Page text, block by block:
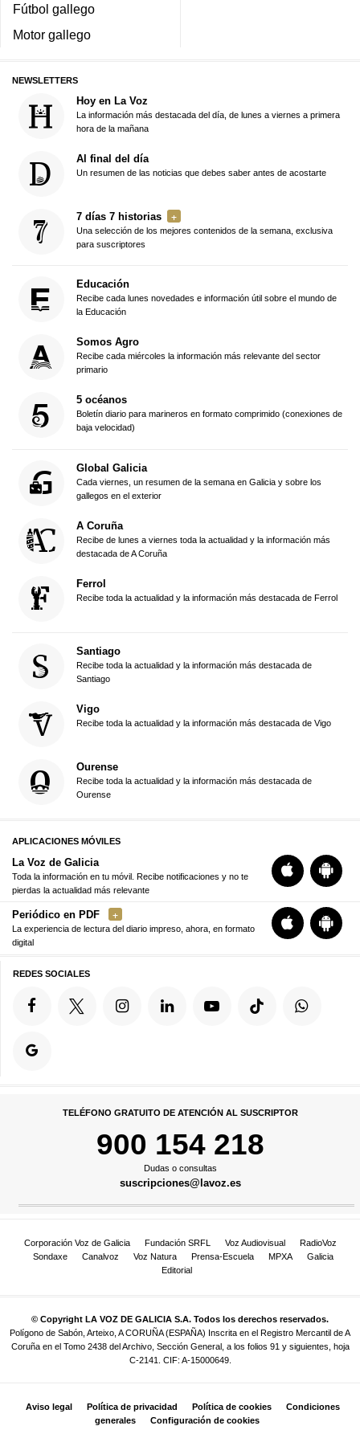
Fútbol gallego
Motor gallego
NEWSLETTERS
Hoy en La Voz
La información más destacada del día, de lunes a viernes a primera
hora de la mañana
Al final del día
Un resumen de las noticias que debes saber antes de acostarte
7 días 7 historias
Una selección de los mejores contenidos de la semana, exclusiva
para suscriptores
Educación
Recibe cada lunes novedades e información útil sobre el mundo de
la Educación
Somos Agro
Recibe cada miércoles la información más relevante del sector
primario
5 océanos
Boletín diario para marineros en formato comprimido (conexiones de
baja velocidad)
Global Galicia
Cada viernes, un resumen de la semana en Galicia y sobre los
gallegos en el exterior
A Coruña
Recibe de lunes a viernes toda la actualidad y la información más
destacada de A Coruña
Ferrol
Recibe toda la actualidad y la información más destacada de Ferrol
Santiago
Recibe toda la actualidad y la información más destacada de
Santiago
Vigo
Recibe toda la actualidad y la información más destacada de Vigo
Ourense
Recibe toda la actualidad y la información más destacada de
Ourense
APLICACIONES MÓVILES
La Voz de Galicia
Toda la información en tu móvil. Recibe notificaciones y no te
pierdas la actualidad más relevante
Periódico en PDF
La experiencia de lectura del diario impreso, ahora, en formato
digital
REDES SOCIALES
TELÉFONO GRATUITO DE ATENCIÓN AL SUSCRIPTOR
900 154 218
Dudas o consultas
suscripciones@lavoz.es
Corporación Voz de Galicia Fundación SRFL Voz Audiovisual
RadioVoz
Sondaxe
Canalvoz Voz Natura Prensa-Escuela MPXA
Galicia
Editorial
© Copyright LA VOZ DE GALICIA S.A. Todos los derechos reservados.
Polígono de Sabón, Arteixo, A CORUÑA (ESPAÑA) Inscrita en el Registro Mercantil de A
Coruña en el Tomo 2438 del Archivo, Sección General, a los folios 91 y siguientes, hoja
C-2141. CIF: A-15000649.
Aviso legal Política de privacidad Política de cookies
Condiciones
generales
Configuración de cookies